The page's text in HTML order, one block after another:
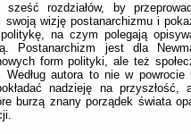
sześć rozdziałów, by
wizję postanarchizmu i
na czym polegają
Postanarchizm jest dla
form polityki, ale też
Według autora to nie w powrocie
nadzieję na przyszłość,
burzą znany porządek świata